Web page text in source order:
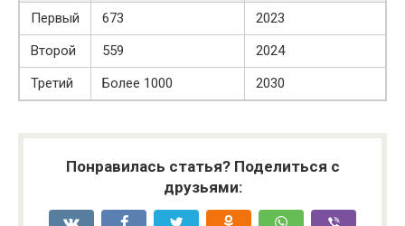
Первый 673
2023
Второй
559
2024
Третий
Более 1000 2030
Понравилась статья? Поделиться с
друзьями: